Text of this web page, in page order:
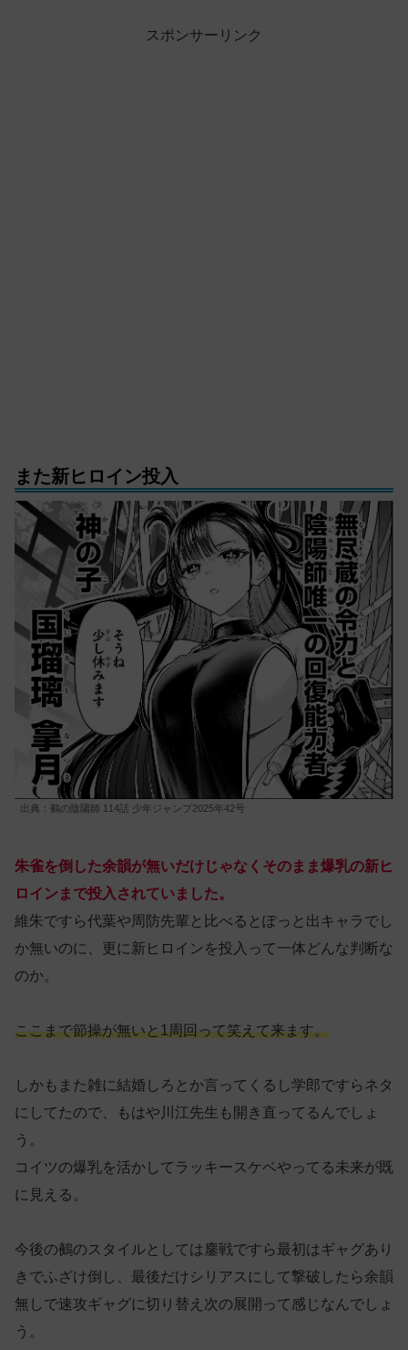
スポンサーリンク
また新ヒロイン投入
出典：鵺の陰陽師 114話 少年ジャンプ2025年42号
朱雀を倒した余韻が無いだけじゃなくそのまま爆乳の新ヒ
ロインまで投入されていました。
維朱ですら代葉や周防先輩と比べるとぽっと出キャラでし
か無いのに、更に新ヒロインを投入って一体どんな判断な
のか。
ここまで節操が無いと1周回って笑えて来ます。
しかもまた雑に結婚しろとか言ってくるし学郎ですらネタ
にしてたので、もはや川江先生も開き直ってるんでしょ
う。
コイツの爆乳を活かしてラッキースケベやってる未来が既
に見える。
今後の鵺のスタイルとしては鏖戦ですら最初はギャグあり
きでふざけ倒し、最後だけシリアスにして撃破したら余韻
無しで速攻ギャグに切り替え次の展開って感じなんでしょ
う。